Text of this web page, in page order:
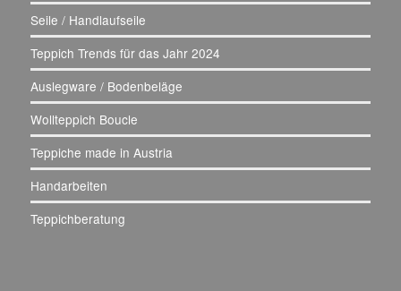
Seile / Handlaufseile
Teppich Trends für das Jahr 2024
Auslegware / Bodenbeläge
Wollteppich Boucle
Teppiche made in Austria
Handarbeiten
Teppichberatung